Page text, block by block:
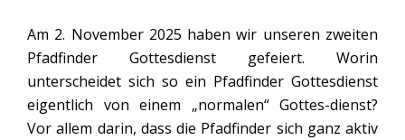
Am 2. November 2025 haben wir unseren zweiten
Pfadfinder Gottesdienst gefeiert. Worin
unterscheidet sich so ein Pfadfinder Gottesdienst
eigentlich von einem „normalen“ Gottes-dienst?
Vor allem darin, dass die Pfadfinder sich ganz aktiv